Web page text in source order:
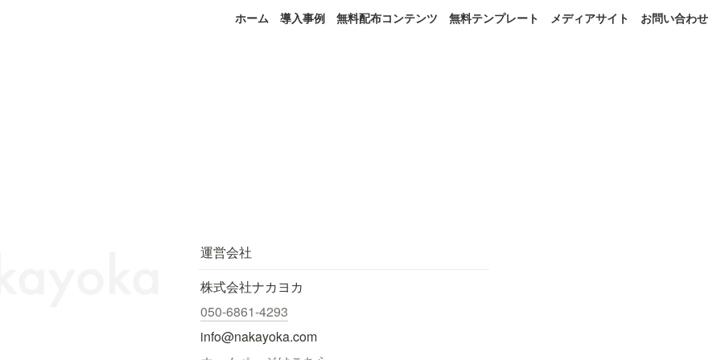
ホーム 導入事例 無料配布コンテンツ 無料テンプレート メディアサイト お問い合わせ
運営会社
株式会社ナカヨカ
050-6861-4293
info@nakayoka.com